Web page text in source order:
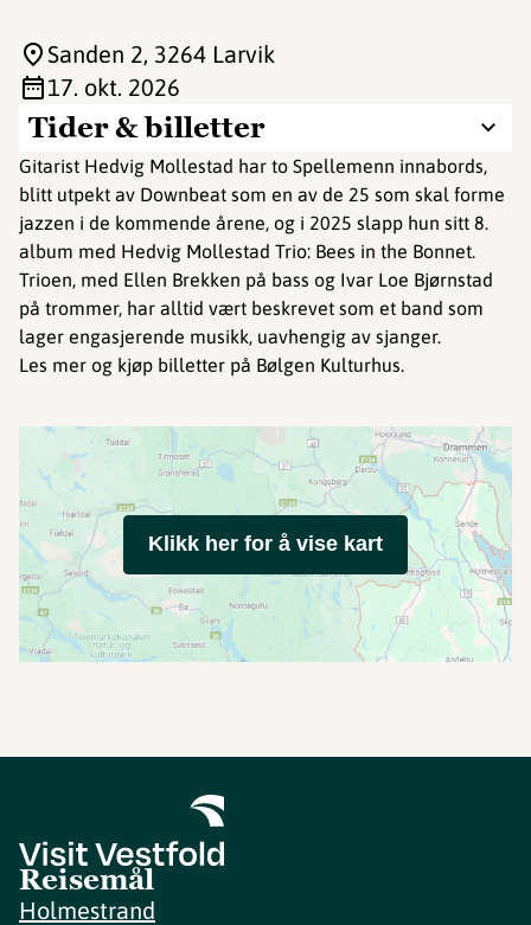
Tider & billetter
Gitarist Hedvig Mollestad har to Spellemenn innabords,
blitt utpekt av Downbeat som en av de 25 som skal forme
jazzen i de kommende årene, og i 2025 slapp hun sitt 8.
album med Hedvig Mollestad Trio: Bees in the Bonnet.
Trioen, med Ellen Brekken på bass og Ivar Loe Bjørnstad
på trommer, har alltid vært beskrevet som et band som
lager engasjerende musikk, uavhengig av sjanger.
Les mer og kjøp billetter på Bølgen Kulturhus.
Sanden 2, 3264 Larvik
17. okt. 2026
Klikk her for å vise kart
Reisemål
Holmestrand